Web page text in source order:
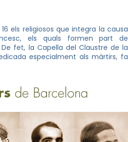
els religiosos que integra la causa
els quals formen part de
fet, la Capella del Claustre de la
especialment als màrtirs, fa